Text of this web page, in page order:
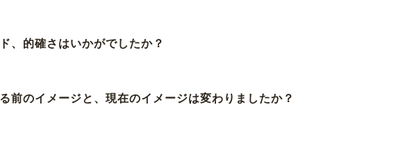
、的確さはいかがでしたか？
前のイメージと、現在のイメージは変わりましたか？